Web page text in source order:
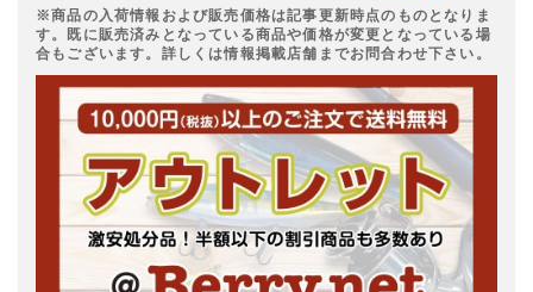
※商品の入荷情報および販売価格は記事更新時点のものとなりま
す。既に販売済みとなっている商品や価格が変更となっている場
合もございます。詳しくは情報掲載店舗までお問合わせ下さい。